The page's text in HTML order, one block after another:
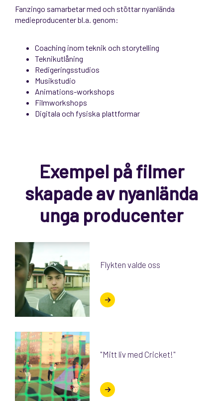
Fanzingo samarbetar med och stöttar nyanlända
medieproducenter bl.a. genom:
Coaching inom teknik och storytelling
Teknikutlåning
Redigeringsstudios
Musikstudio
Animations-workshops
Filmworkshops
Digitala och fysiska plattformar
Exempel på filmer
skapade av nyanlända
unga producenter
Flykten valde oss
"Mitt liv med Cricket!"